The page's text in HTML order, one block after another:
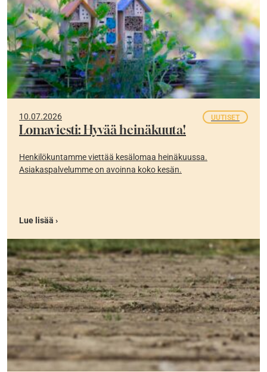
10.07.2026 UUTISET
Lomaviesti: Hyvää heinäkuuta!
Henkilökuntamme viettää kesälomaa heinäkuussa.
Asiakaspalvelumme on avoinna koko kesän.
Lue lisää ›